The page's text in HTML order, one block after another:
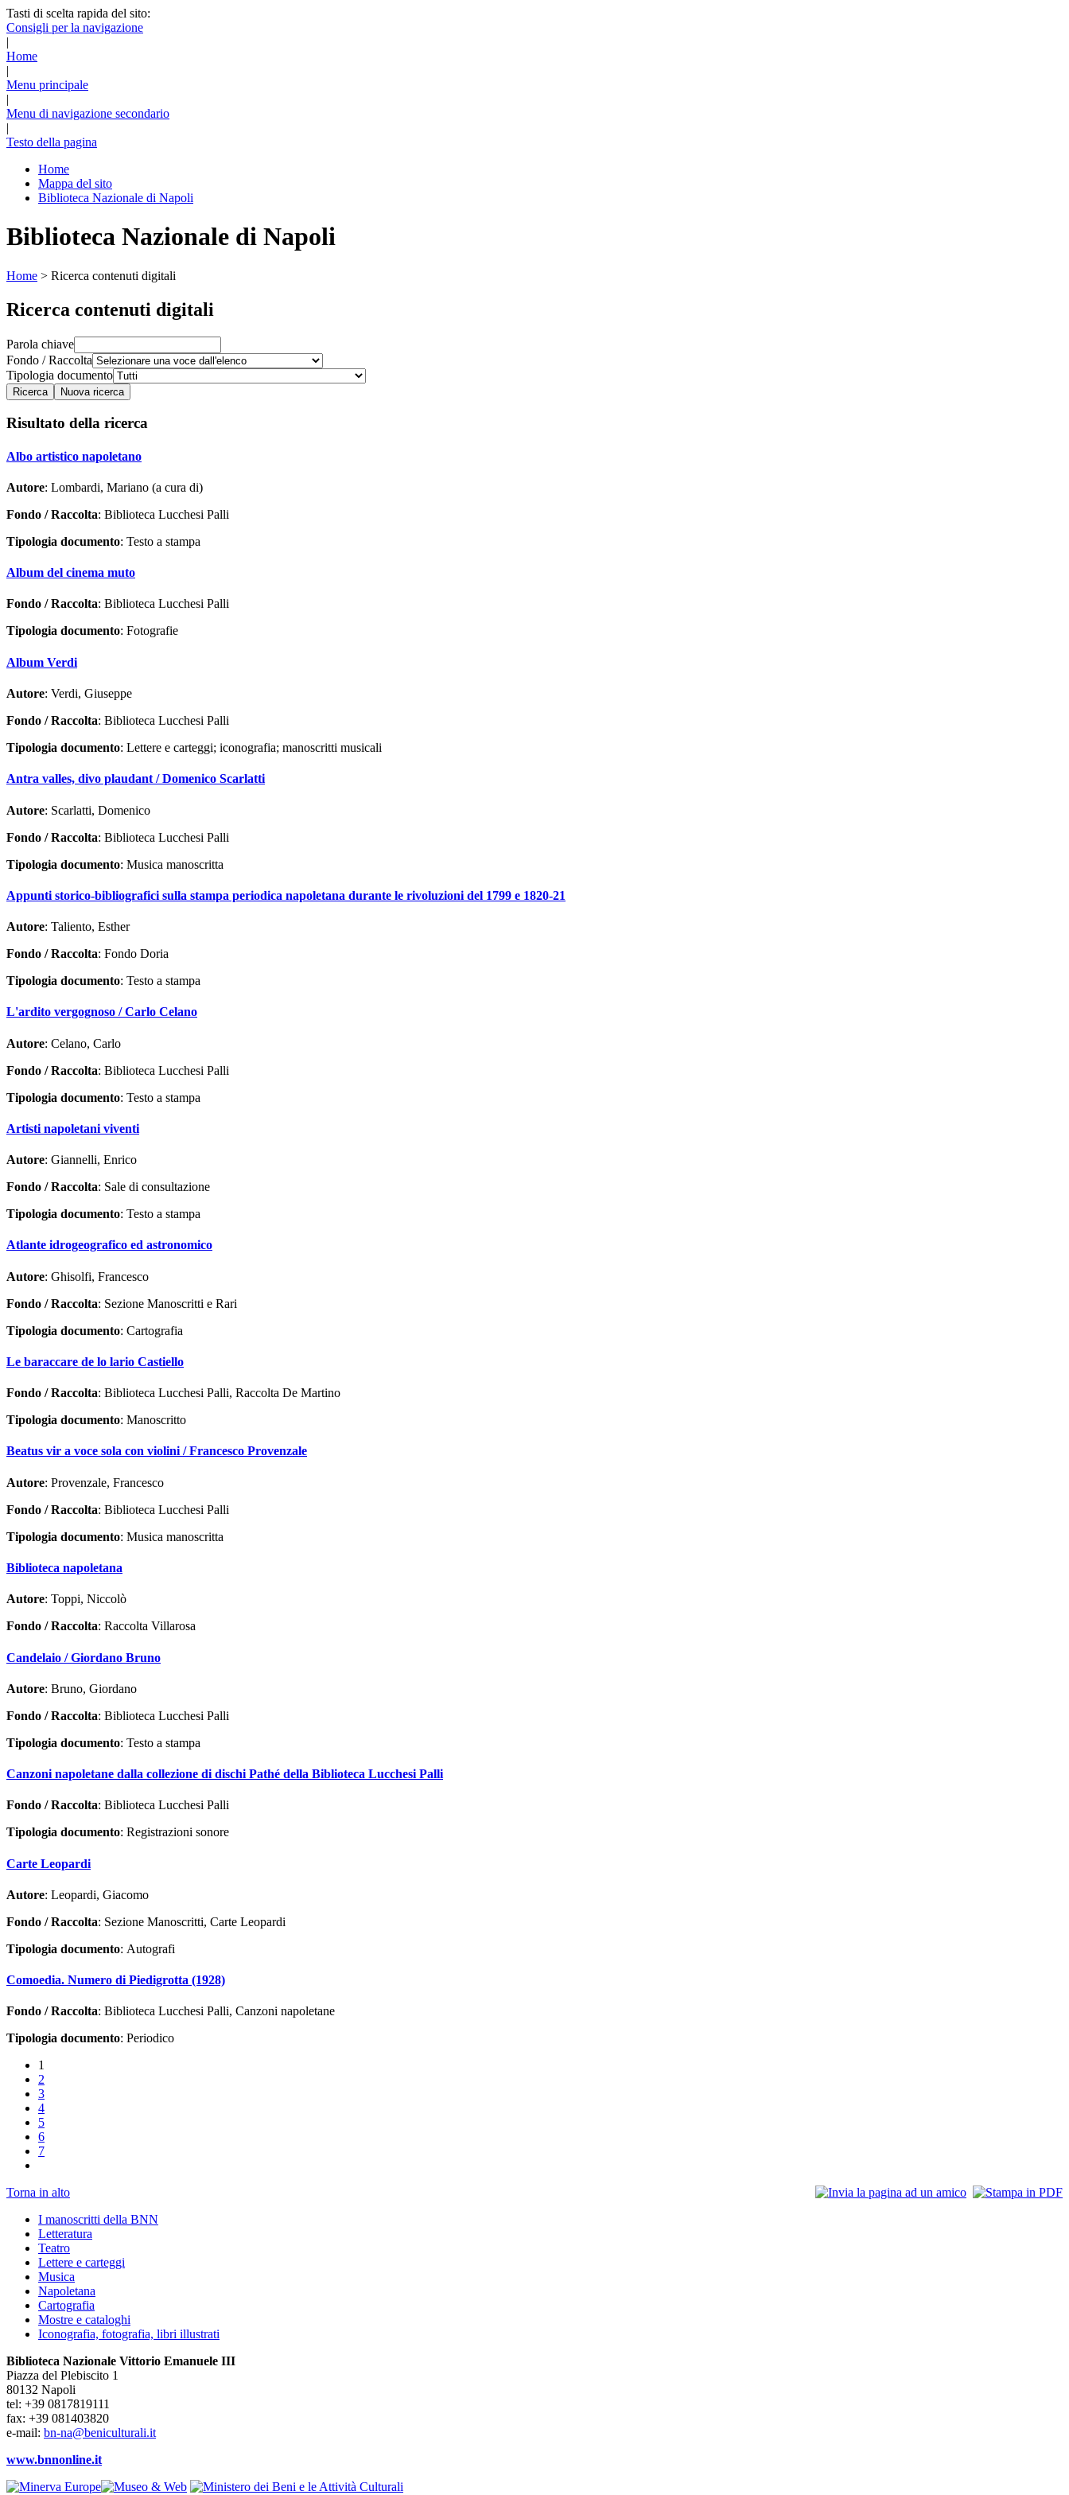
Tasti di scelta rapida del sito:
Consigli per la navigazione
|
Home
|
Menu principale
|
Menu di navigazione secondario
|
Testo della pagina
Home
Mappa del sito
Biblioteca Nazionale di Napoli
Biblioteca Nazionale di Napoli
Home > Ricerca contenuti digitali
Ricerca contenuti digitali
Parola chiave
Fondo / Raccolta
Tipologia documento
Risultato della ricerca
Albo artistico napoletano
Autore: Lombardi, Mariano (a cura di)
Fondo / Raccolta: Biblioteca Lucchesi Palli
Tipologia documento: Testo a stampa
Album del cinema muto
Fondo / Raccolta: Biblioteca Lucchesi Palli
Tipologia documento: Fotografie
Album Verdi
Autore: Verdi, Giuseppe
Fondo / Raccolta: Biblioteca Lucchesi Palli
Tipologia documento: Lettere e carteggi; iconografia; manoscritti musicali
Antra valles, divo plaudant / Domenico Scarlatti
Autore: Scarlatti, Domenico
Fondo / Raccolta: Biblioteca Lucchesi Palli
Tipologia documento: Musica manoscritta
Appunti storico-bibliografici sulla stampa periodica napoletana durante le rivoluzioni del 1799 e 1820-21
Autore: Taliento, Esther
Fondo / Raccolta: Fondo Doria
Tipologia documento: Testo a stampa
L'ardito vergognoso / Carlo Celano
Autore: Celano, Carlo
Fondo / Raccolta: Biblioteca Lucchesi Palli
Tipologia documento: Testo a stampa
Artisti napoletani viventi
Autore: Giannelli, Enrico
Fondo / Raccolta: Sale di consultazione
Tipologia documento: Testo a stampa
Atlante idrogeografico ed astronomico
Autore: Ghisolfi, Francesco
Fondo / Raccolta: Sezione Manoscritti e Rari
Tipologia documento: Cartografia
Le baraccare de lo lario Castiello
Fondo / Raccolta: Biblioteca Lucchesi Palli, Raccolta De Martino
Tipologia documento: Manoscritto
Beatus vir a voce sola con violini / Francesco Provenzale
Autore: Provenzale, Francesco
Fondo / Raccolta: Biblioteca Lucchesi Palli
Tipologia documento: Musica manoscritta
Biblioteca napoletana
Autore: Toppi, Niccolò
Fondo / Raccolta: Raccolta Villarosa
Candelaio / Giordano Bruno
Autore: Bruno, Giordano
Fondo / Raccolta: Biblioteca Lucchesi Palli
Tipologia documento: Testo a stampa
Canzoni napoletane dalla collezione di dischi Pathé della Biblioteca Lucchesi Palli
Fondo / Raccolta: Biblioteca Lucchesi Palli
Tipologia documento: Registrazioni sonore
Carte Leopardi
Autore: Leopardi, Giacomo
Fondo / Raccolta: Sezione Manoscritti, Carte Leopardi
Tipologia documento: Autografi
Comoedia. Numero di Piedigrotta (1928)
Fondo / Raccolta: Biblioteca Lucchesi Palli, Canzoni napoletane
Tipologia documento: Periodico
1
2
3
4
5
6
7
Torna in alto
I manoscritti della BNN
Letteratura
Teatro
Lettere e carteggi
Musica
Napoletana
Cartografia
Mostre e cataloghi
Iconografia, fotografia, libri illustrati
Biblioteca Nazionale Vittorio Emanuele III
Piazza del Plebiscito 1
80132 Napoli
tel: +39 0817819111
fax: +39 081403820
e-mail: bn-na@beniculturali.it
www.bnnonline.it